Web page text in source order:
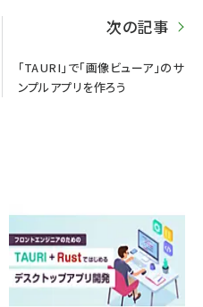
次の記事
「TAURI」で「画像ビューア」のサ
ンプルアプリを作ろう